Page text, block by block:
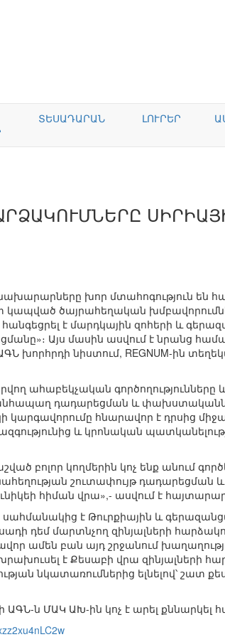
ՏԵՍԱԴԱՐԱՆ ԼՈՒՐԵՐ
խոր մտահոգություն են
ծայրահեղական
է մարդկային զոհերի և
Այս մասին ասվում է նրանց
խորհրդի նիստում, REGNUM-ին
ահաբեկչական գործողությունները
անհապաղ դադարեցման և
հնարավոր է դրսից
և կրոնական
բոլոր կողմերին կոչ ենք անում
շուտափույթ
հիման վրա»,- ասվում է
սահմանակից է Թուրքիային և
դեմ մարտնչող զինյալների
ամեն բան այդ շրջանում
է Քեսաբի վրա զինյալների
նկատառումներից ելնելով՝ շատ
ԱԳՆ-ն ՄԱԿ ԱԽ-ին կոչ է արել քննարկել